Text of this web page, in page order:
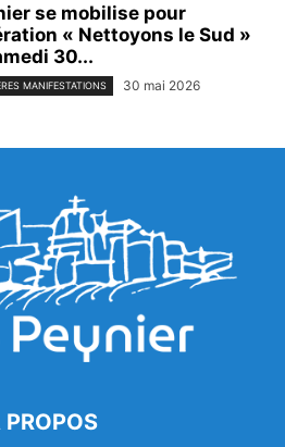
se mobilise pour
« Nettoyons le Sud »
30...
MANIFESTATIONS 30 mai 2026
PROPOS